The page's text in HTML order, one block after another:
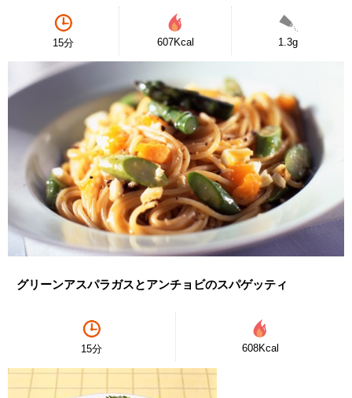
15分 607Kcal 1.3g
グリーンアスパラガスとアンチョビのスパゲッティ
15分 608Kcal